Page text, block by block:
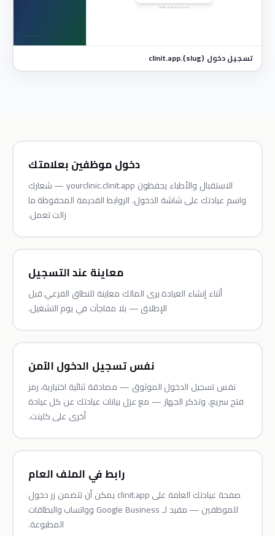
تسجيل دخول {slug}.clinit.app
دخول موظفين بعلامتك
الاستقبال والأطباء يحفظون yourclinic.clinit.app — شعارك
واسم عيادتك على شاشة الدخول. الروابط القديمة المحفوظة ما
زالت تعمل.
معاينة عند التسجيل
أثناء إنشاء العيادة يرى المالك معاينة للنطاق الفرعي قبل
الإطلاق — بلا مفاجآت في يوم التشغيل.
نفس تسجيل الدخول الآمن
نفس تسجيل الدخول الموثوق — مصادقة ثنائية اختيارية، رمز
فتح سريع، وتذكر الجهاز — مع عزل بيانات عيادتك عن كل عيادة
أخرى على كلينت.
رابط في الملف العام
صفحة عيادتك العامة على clinit.app يمكن أن تتضمن زر دخول
للموظفين — مفيد لـ Google Business وواتساب والبطاقات
المطبوعة.